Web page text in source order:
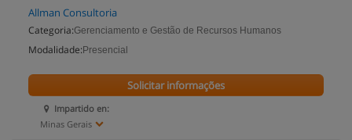
Allman Consultoria
Categoria:Gerenciamento e Gestão de Recursos Humanos
Modalidade: Presencial
Impartido en:
Minas Gerais
Solicitar informações